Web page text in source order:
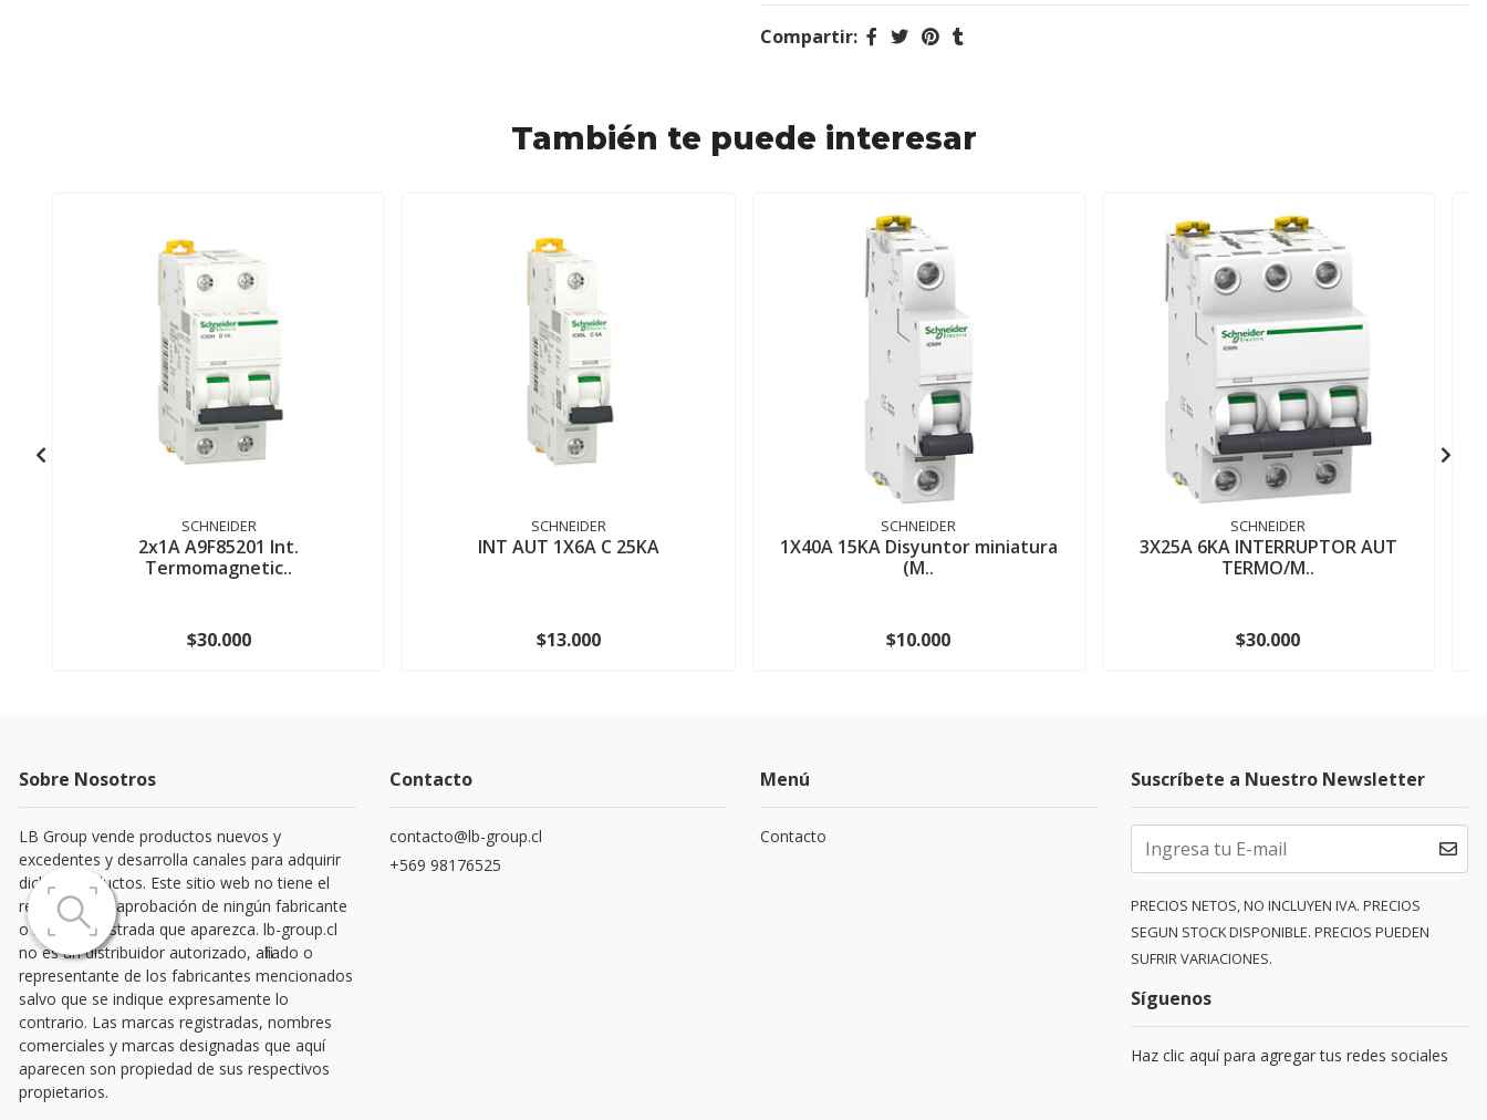
Compartir:
También te puede interesar
SCHNEIDER
2x1A A9F85201 Int.
Termomagnetic..
$30.000
SCHNEIDER
INT AUT 1X6A C 25KA
$13.000
SCHNEIDER
1X40A 15KA Disyuntor miniatura
(M..
$10.000
SCHNEIDER
3X25A 6KA INTERRUPTOR AUT
TERMO/M..
$30.000
Sobre Nosotros
LB Group vende productos nuevos y
excedentes y desarrolla canales para adquirir
dichos productos. Este sitio web no tiene el
respaldo o la aprobación de ningún fabricante
o marca registrada que aparezca. lb-group.cl
no es un distribuidor autorizado, afiliado o
representante de los fabricantes mencionados
salvo que se indique expresamente lo
contrario. Las marcas registradas, nombres
comerciales y marcas designadas que aquí
aparecen son propiedad de sus respectivos
propietarios.
Contacto
contacto@lb-group.cl
+569 98176525
Menú
Contacto
Suscríbete a Nuestro Newsletter
PRECIOS NETOS, NO INCLUYEN IVA. PRECIOS
SEGUN STOCK DISPONIBLE. PRECIOS PUEDEN
SUFRIR VARIACIONES.
Síguenos
Haz clic aquí para agregar tus redes sociales